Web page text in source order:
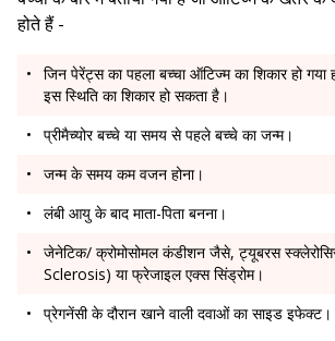
होते हैं -
जिन पेरेंट्स का पहला बच्चा ऑटिज्म का शिकार हो गया
इस स्थिति का शिकार हो सकता है।
प्रीमैच्योर बच्चे या समय से पहले बच्चे का जन्म।
जन्म के समय कम वजन होना।
लंबी आयु के बाद माता-पिता बनना।
जेनेटिक/ क्रोमोसोमल कंडीशन जैसे, ट्यूबरस
Sclerosis) या फ्रेजाइल एक्स सिंड्रोम।
प्रेगनेंसी के दौरान खाने वाली दवाओं का साइड इफेक्ट।